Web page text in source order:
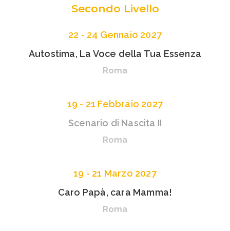
Secondo Livello
22 - 24 Gennaio 2027
Autostima, La Voce della Tua Essenza
Roma
19 - 21 Febbraio 2027
Scenario di Nascita II
Roma
19 - 21 Marzo 2027
Caro Papà, cara Mamma!
Roma